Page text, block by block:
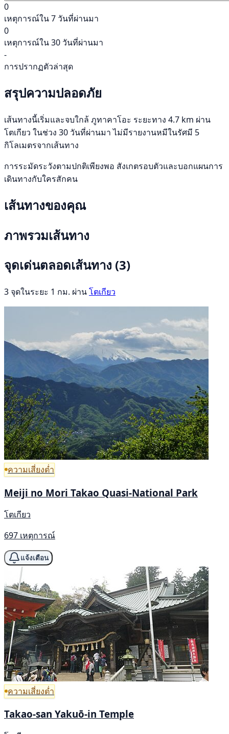
0
เหตุการณ์ใน 7 วันที่ผ่านมา
0
เหตุการณ์ใน 30 วันที่ผ่านมา
-
การปรากฏตัวล่าสุด
สรุปความปลอดภัย
เส้นทางนี้เริ่มและจบใกล้ ภูทาคาโอะ ระยะทาง 4.7 km ผ่าน
โตเกียว ในช่วง 30 วันที่ผ่านมา ไม่มีรายงานหมีในรัศมี 5
กิโลเมตรจากเส้นทาง
การระมัดระวังตามปกติเพียงพอ สังเกตรอบตัวและบอกแผนการ
เดินทางกับใครสักคน
เส้นทางของคุณ
ภาพรวมเส้นทาง
จุดเด่นตลอดเส้นทาง (3)
3 จุดในระยะ 1 กม. ผ่านโตเกียว
ความเสี่ยงต่ำ
Meiji no Mori Takao Quasi-National Park
โตเกียว
697 เหตุการณ์
แจ้งเตือน
ความเสี่ยงต่ำ
Takao-san Yakuō-in Temple